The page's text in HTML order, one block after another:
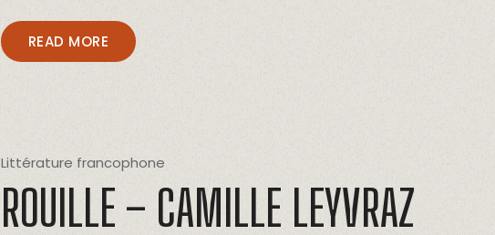
READ MORE
Littérature francophone
ROUILLE – CAMILLE LEYVRAZ